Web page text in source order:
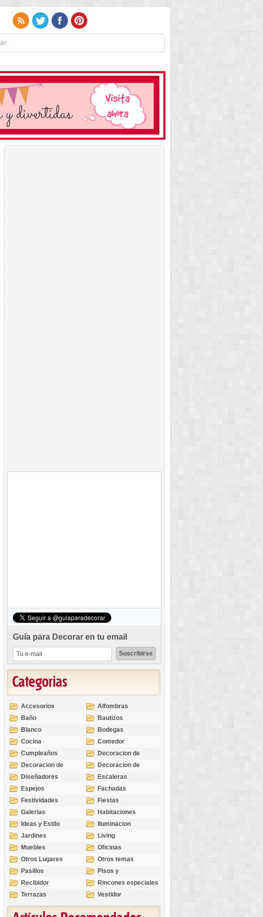
Guía para Decorar en tu email
Categorias
Accesorios
Alfombras
Baño
Bautizos
Blanco
Bodegas
Cocina
Comedor
Cumpleaños
Decoracion de
Exteriores
Decoracion de
Interiores
Decoracion de
Ocasiones
Diseñadores
Escaleras
Espejos
Fachadas
Festividades
Fiestas
Galerias
Habitaciones
Ideas y Estilo
Iluminacion
Jardines
Living
Muebles
Oficinas
Otros Lugares
Otros temas
Pasillos
Pisos y
revestimientos
Recibidor
Rincones especiales
Terrazas
Vestidor